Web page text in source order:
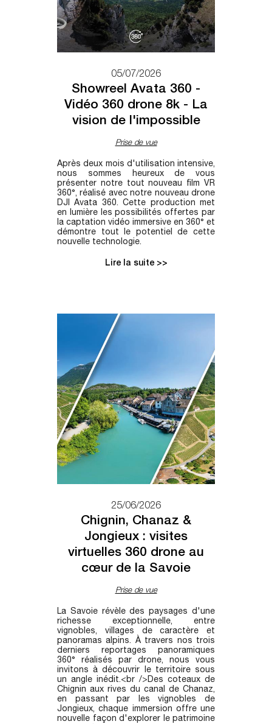
05/07/2026
Showreel Avata 360 -
Vidéo 360 drone 8k - La
vision de l'impossible
Prise de vue
Après deux mois d'utilisation intensive,
nous sommes heureux de vous
présenter notre tout nouveau film VR
360°, réalisé avec notre nouveau drone
DJI Avata 360. Cette production met
en lumière les possibilités offertes par
la captation vidéo immersive en 360° et
démontre tout le potentiel de cette
nouvelle technologie.
Lire la suite >>
25/06/2026
Chignin, Chanaz &
Jongieux : visites
virtuelles 360 drone au
cœur de la Savoie
Prise de vue
La Savoie révèle des paysages d'une
richesse exceptionnelle, entre
vignobles, villages de caractère et
panoramas alpins. À travers nos trois
derniers reportages panoramiques
360° réalisés par drone, nous vous
invitons à découvrir le territoire sous
un angle inédit.<br />Des coteaux de
Chignin aux rives du canal de Chanaz,
en passant par les vignobles de
Jongieux, chaque immersion offre une
nouvelle façon d'explorer le patrimoine